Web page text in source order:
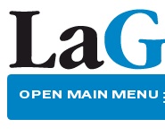
OPEN MAIN MENU